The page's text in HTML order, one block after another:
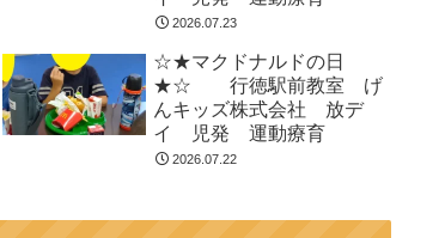
2026.07.23
☆★マクドナルドの日
★☆ 行徳駅前教室 げ
んキッズ株式会社 放デ
イ 児発 運動療育
2026.07.22